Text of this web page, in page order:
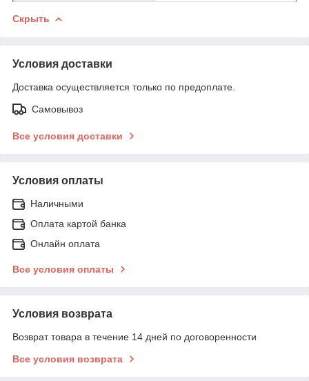
Скрыть
Условия доставки
Доставка осуществляется только по предоплате.
Самовывоз
Все условия доставки
Условия оплаты
Наличными
Оплата картой банка
Онлайн оплата
Все условия оплаты
Условия возврата
Возврат товара в течение 14 дней по договоренности
Все условия возврата